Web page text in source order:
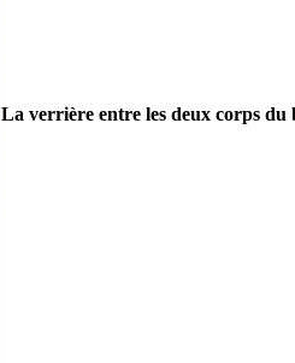
La verrière entre les deux corps du